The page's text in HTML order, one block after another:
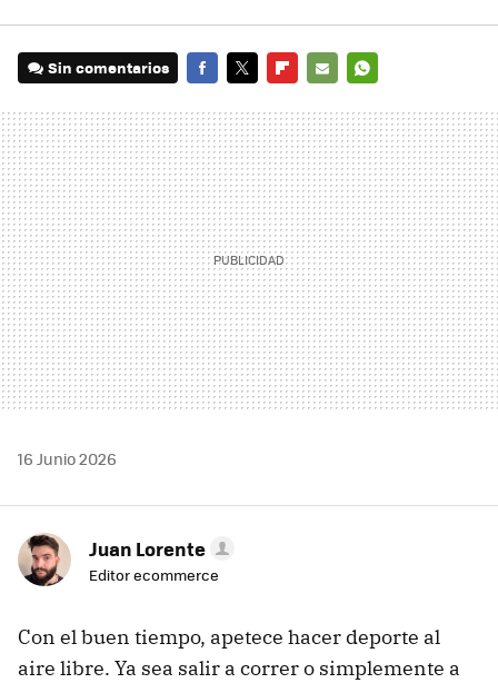
Sin comentarios
MAIL
16 Junio 2026
Juan Lorente
Editor ecommerce
Con el buen tiempo, apetece hacer deporte al
aire libre. Ya sea salir a correr o simplemente a